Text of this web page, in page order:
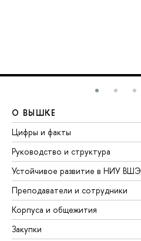
О ВЫШКЕ
Цифры и факты
Руководство и структура
Устойчивое развитие в НИУ ВШЭ
Преподаватели и сотрудники
Корпуса и общежития
Закупки